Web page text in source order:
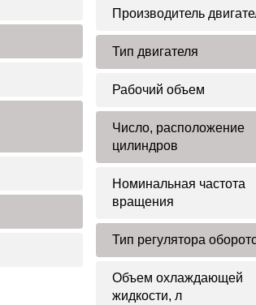
Производитель
Тип двигателя
Рабочий объем
Число, расположение
цилиндров
Номинальная частота
вращения
Тип регулятора
Объем охлаждающей
жидкости, л